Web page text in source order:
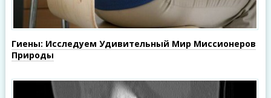
Гиены: Исследуем Удивительный Мир Миссионеров
Природы